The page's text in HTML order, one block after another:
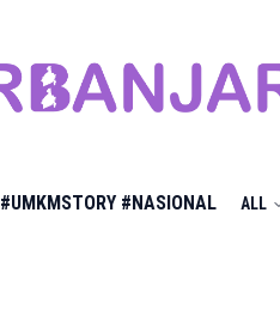
#UMKMSTORY #NASIONAL ALL